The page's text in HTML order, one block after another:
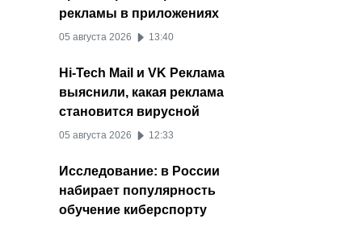
рекламы в приложениях
05 августа 2026 13:40
Hi-Tech Mail и VK Реклама
выяснили, какая реклама
становится вирусной
05 августа 2026 12:33
Исследование: в России
набирает популярность
обучение киберспорту